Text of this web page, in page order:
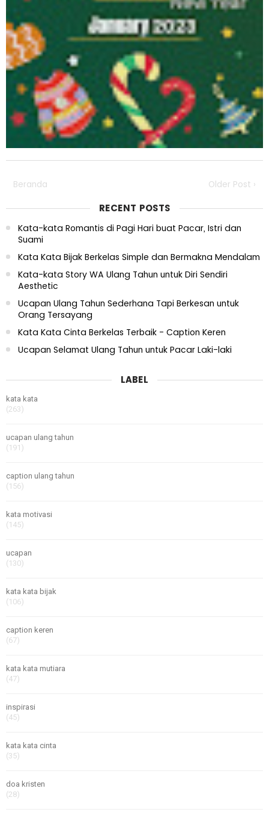
Older Post ›
Beranda
RECENT POSTS
Kata-kata Romantis di Pagi Hari buat Pacar, Istri dan
Suami
Kata Kata Bijak Berkelas Simple dan Bermakna Mendalam
Kata-kata Story WA Ulang Tahun untuk Diri Sendiri
Aesthetic
Ucapan Ulang Tahun Sederhana Tapi Berkesan untuk
Orang Tersayang
Kata Kata Cinta Berkelas Terbaik - Caption Keren
Ucapan Selamat Ulang Tahun untuk Pacar Laki-laki
LABEL
kata kata
(263)
ucapan ulang tahun
(191)
caption ulang tahun
(156)
kata motivasi
(145)
ucapan
(130)
kata kata bijak
(106)
caption keren
(67)
kata kata mutiara
(47)
inspirasi
(45)
kata kata cinta
(35)
doa kristen
(28)